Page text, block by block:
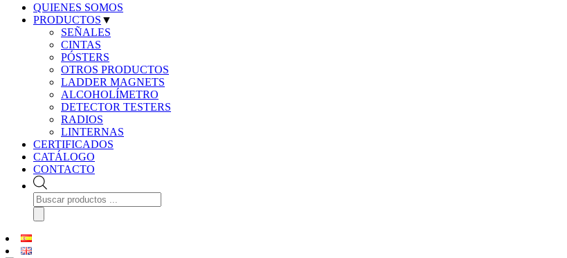
QUIENES SOMOS
PRODUCTOS ▼
SEÑALES
CINTAS
PÓSTERS
OTROS PRODUCTOS
LADDER MAGNETS
ALCOHOLÍMETRO
DETECTOR TESTERS
RADIOS
LINTERNAS
CERTIFICADOS
CATÁLOGO
CONTACTO
Búsqueda
de
productos